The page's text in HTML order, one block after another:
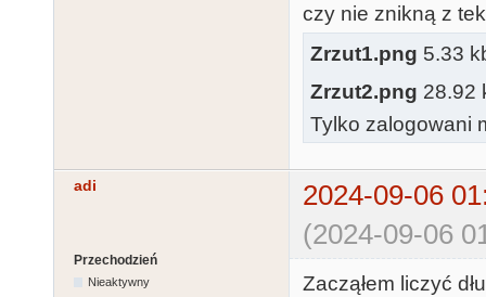
czy nie znikną z
Zrzut1.png 5.33
Zrzut2.png 28.92
Tylko zalogowani
adi
2024-09-06
(2024-09-06
Przechodzień
Nieaktywny
Zacząłem liczyć